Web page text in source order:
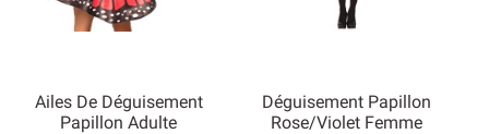
Ailes De Déguisement
Papillon Adulte
Déguisement Papillon
Rose/violet Femme